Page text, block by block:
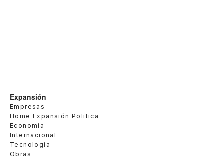
Expansión
Empresas
Home Expansión Politica
Economía
Internacional
Tecnología
Obras